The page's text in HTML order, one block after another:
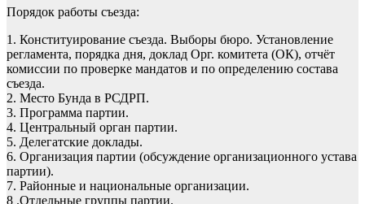
Порядок работы съезда:
1. Конституирование съезда. Выборы бюро. Установление
регламента, порядка дня, доклад Орг. комитета (ОК), отчёт
комиссии по проверке мандатов и по определению состава
съезда.
2. Место Бунда в РСДРП.
3. Программа партии.
4. Центральный орган партии.
5. Делегатские доклады.
6. Организация партии (обсуждение организационного устава
партии).
7. Районные и национальные организации.
8 .Отдельные группы партии.